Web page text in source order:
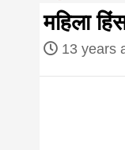
महिला
13 years